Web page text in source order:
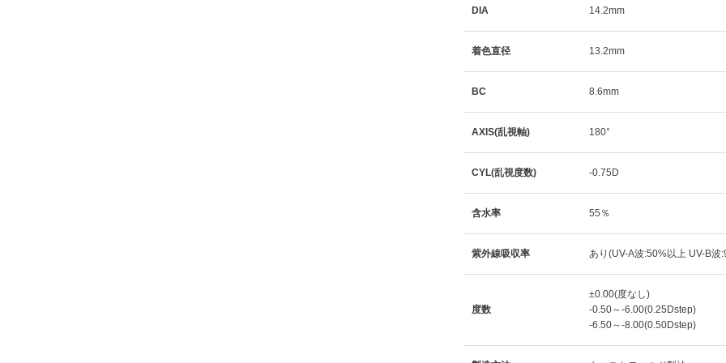
DIA 14.2mm
着色直径 13.2mm
BC 8.6mm
AXIS(乱視軸) 180°
CYL(乱視度数) -0.75D
含水率 55％
紫外線吸収率 あり(UV-A波:50%以上 UV-B波
度数
±0.00(度なし)
-0.50～-6.00(0.25Dstep)
-6.50～-8.00(0.50Dstep)